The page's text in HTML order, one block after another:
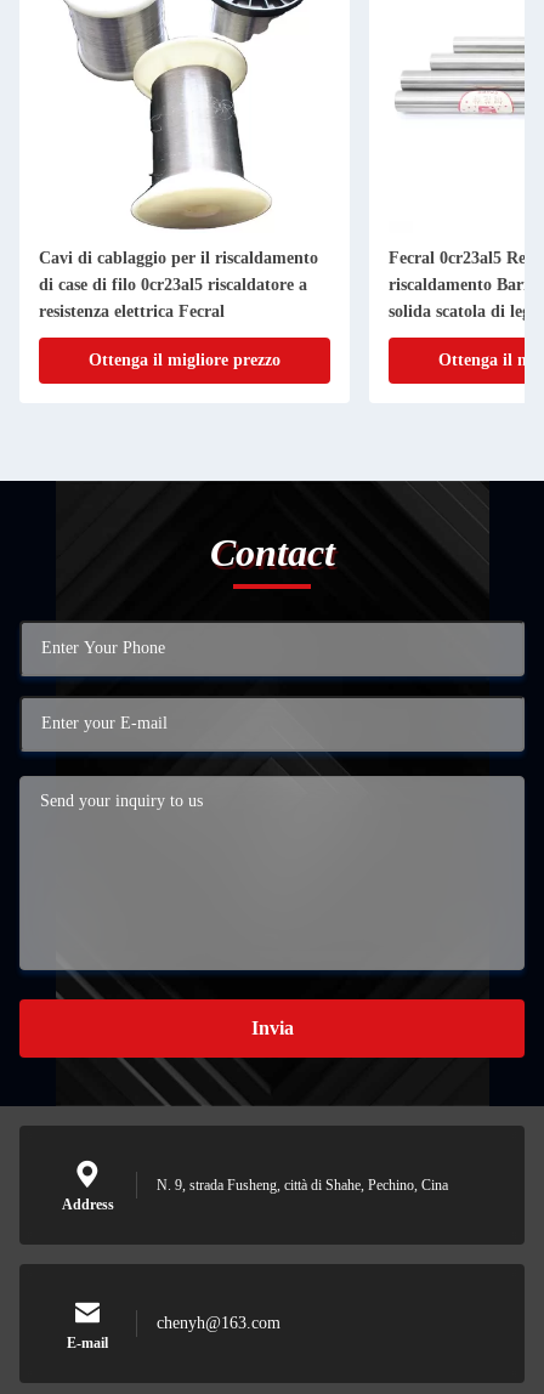
Cavi di cablaggio per il riscaldamento
di case di filo 0cr23al5 riscaldatore a
resistenza elettrica Fecral
Ottenga il migliore prezzo
Fecral 0cr23al5
riscaldamento Barre
solida scatola di
Ottenga il
Contact
Invia
Address
N. 9, strada Fusheng, città di Shahe, Pechino, Cina
E-mail
chenyh@163.com